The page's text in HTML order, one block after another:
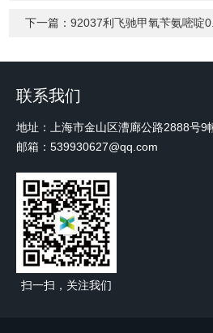
下一篇：92037利飞驰甲氧苄氨嘧啶
联系我们
地址：上海市金山区漕廊公路2888号9
邮箱：539930627@qq.com
扫一扫，关注我们